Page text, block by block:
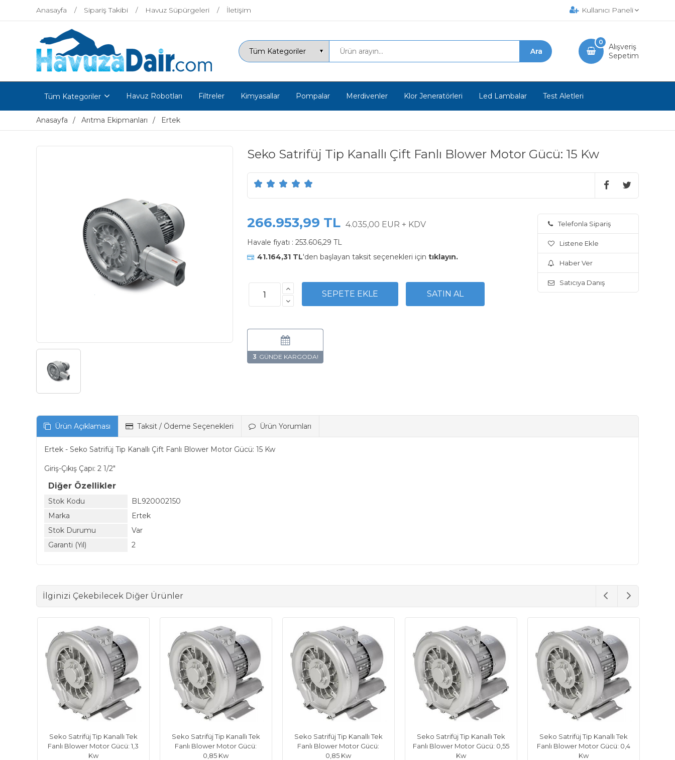
Anasayfa Sipariş Takibi Havuz Süpürgeleri İletişim Kullanıcı Paneli
Alışveriş
Sepetim
0
Tüm Kategoriler Havuz Robotları Filtreler Kimyasallar Pompalar Merdivenler Klor Jeneratörleri Led Lambalar Test Aletleri
Anasayfa Arıtma Ekipmanları Ertek
Seko Satrifüj Tip Kanallı Çift Fanlı Blower Motor Gücü: 15 Kw
266.953,99 TL 4.035,00 EUR + KDV
Havale fiyatı : 253.606,29 TL
41.164,31 TL'den başlayan taksit seçenekleri için tıklayın.
3
Telefonla Sipariş
Listene Ekle
Haber Ver
Satıcıya Danış
Ürün Açıklaması Taksit / Ödeme Seçenekleri Ürün Yorumları
Ertek - Seko Satrifüj Tip Kanallı Çift Fanlı Blower Motor Gücü: 15 Kw
Giriş-Çıkış Çapı: 2 1/2"
Diğer Özellikler
Stok Kodu
BL920002150
Marka
Ertek
Stok Durumu
Var
Garanti (Yıl)
2
İlginizi Çekebilecek Diğer Ürünler
Seko Satrifüj Tip Kanallı Tek
Fanlı Blower Motor Gücü: 1,3
Kw
Seko Satrifüj Tip Kanallı Tek
Fanlı Blower Motor Gücü:
0,85 Kw
Seko Satrifüj Tip Kanallı Tek
Fanlı Blower Motor Gücü:
0,85 Kw
Seko Satrifüj Tip Kanallı Tek
Fanlı Blower Motor Gücü: 0,55
Kw
Seko Satrifüj Tip Kanallı Tek
Fanlı Blower Motor Gücü: 0,4
Kw